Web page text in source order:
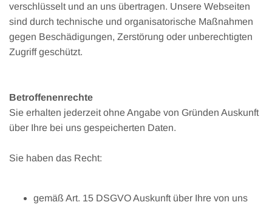
verschlüsselt und an uns übertragen. Unsere Webseiten
sind durch technische und organisatorische Maßnahmen
gegen Beschädigungen, Zerstörung oder unberechtigten
Zugriff geschützt.
Betroffenenrechte
Sie erhalten jederzeit ohne Angabe von Gründen Auskunft
über Ihre bei uns gespeicherten Daten.
Sie haben das Recht:
gemäß Art. 15 DSGVO Auskunft über Ihre von uns